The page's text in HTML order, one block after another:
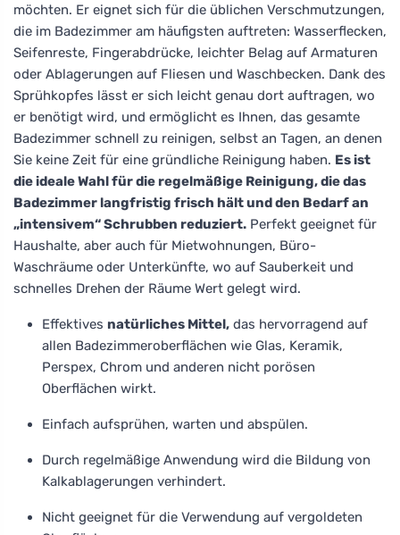
möchten. Er eignet sich für die üblichen Verschmutzungen,
die im Badezimmer am häufigsten auftreten: Wasserflecken,
Seifenreste, Fingerabdrücke, leichter Belag auf Armaturen
oder Ablagerungen auf Fliesen und Waschbecken. Dank des
Sprühkopfes lässt er sich leicht genau dort auftragen, wo
er benötigt wird, und ermöglicht es Ihnen, das gesamte
Badezimmer schnell zu reinigen, selbst an Tagen, an denen
Sie keine Zeit für eine gründliche Reinigung haben. Es ist
die ideale Wahl für die regelmäßige Reinigung, die das
Badezimmer langfristig frisch hält und den Bedarf an
„intensivem“ Schrubben reduziert. Perfekt geeignet für
Haushalte, aber auch für Mietwohnungen, Büro-
Waschräume oder Unterkünfte, wo auf Sauberkeit und
schnelles Drehen der Räume Wert gelegt wird.
Effektives natürliches Mittel, das hervorragend auf
allen Badezimmeroberflächen wie Glas, Keramik,
Perspex, Chrom und anderen nicht porösen
Oberflächen wirkt.
Einfach aufsprühen, warten und abspülen.
Durch regelmäßige Anwendung wird die Bildung von
Kalkablagerungen verhindert.
Nicht geeignet für die Verwendung auf vergoldeten